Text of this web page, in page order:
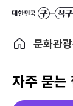
문화관
자주 묻는